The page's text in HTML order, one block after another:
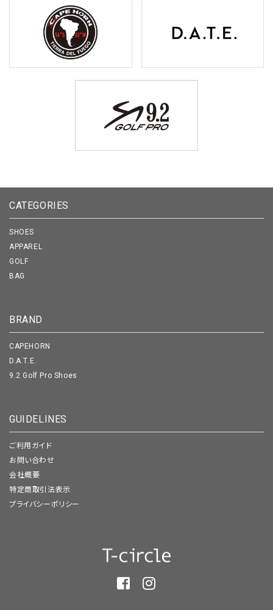
CATEGORIES
SHOES
APPAREL
GOLF
BAG
BRAND
CAPEHORN
D.A.T.E.
9.2 Golf Pro Shoes
GUIDELINES
ご利用ガイド
お問い合わせ
会社概要
特定商取引法表示
プライバシーポリシー